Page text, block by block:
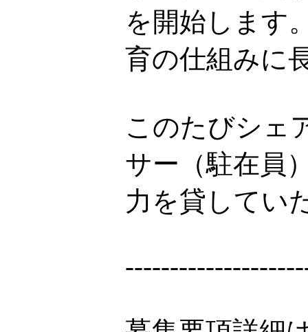
を開始します
育の仕組みに
このたびシェ
サー（駐在員
力を貸してい